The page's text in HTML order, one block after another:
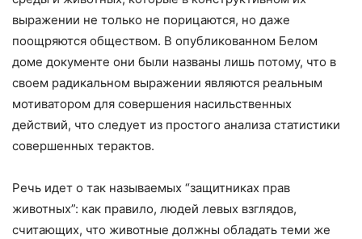
выражении не только не порицаются, но даже
поощряются обществом. В опубликованном Белом
доме документе они были названы лишь потому, что в
своем радикальном выражении являются реальным
мотиватором для совершения насильственных
действий, что следует из простого анализа статистики
совершенных терактов.
Речь идет о так называемых “защитниках прав
животных”: как правило, людей левых взглядов,
считающих, что животные должны обладать теми же